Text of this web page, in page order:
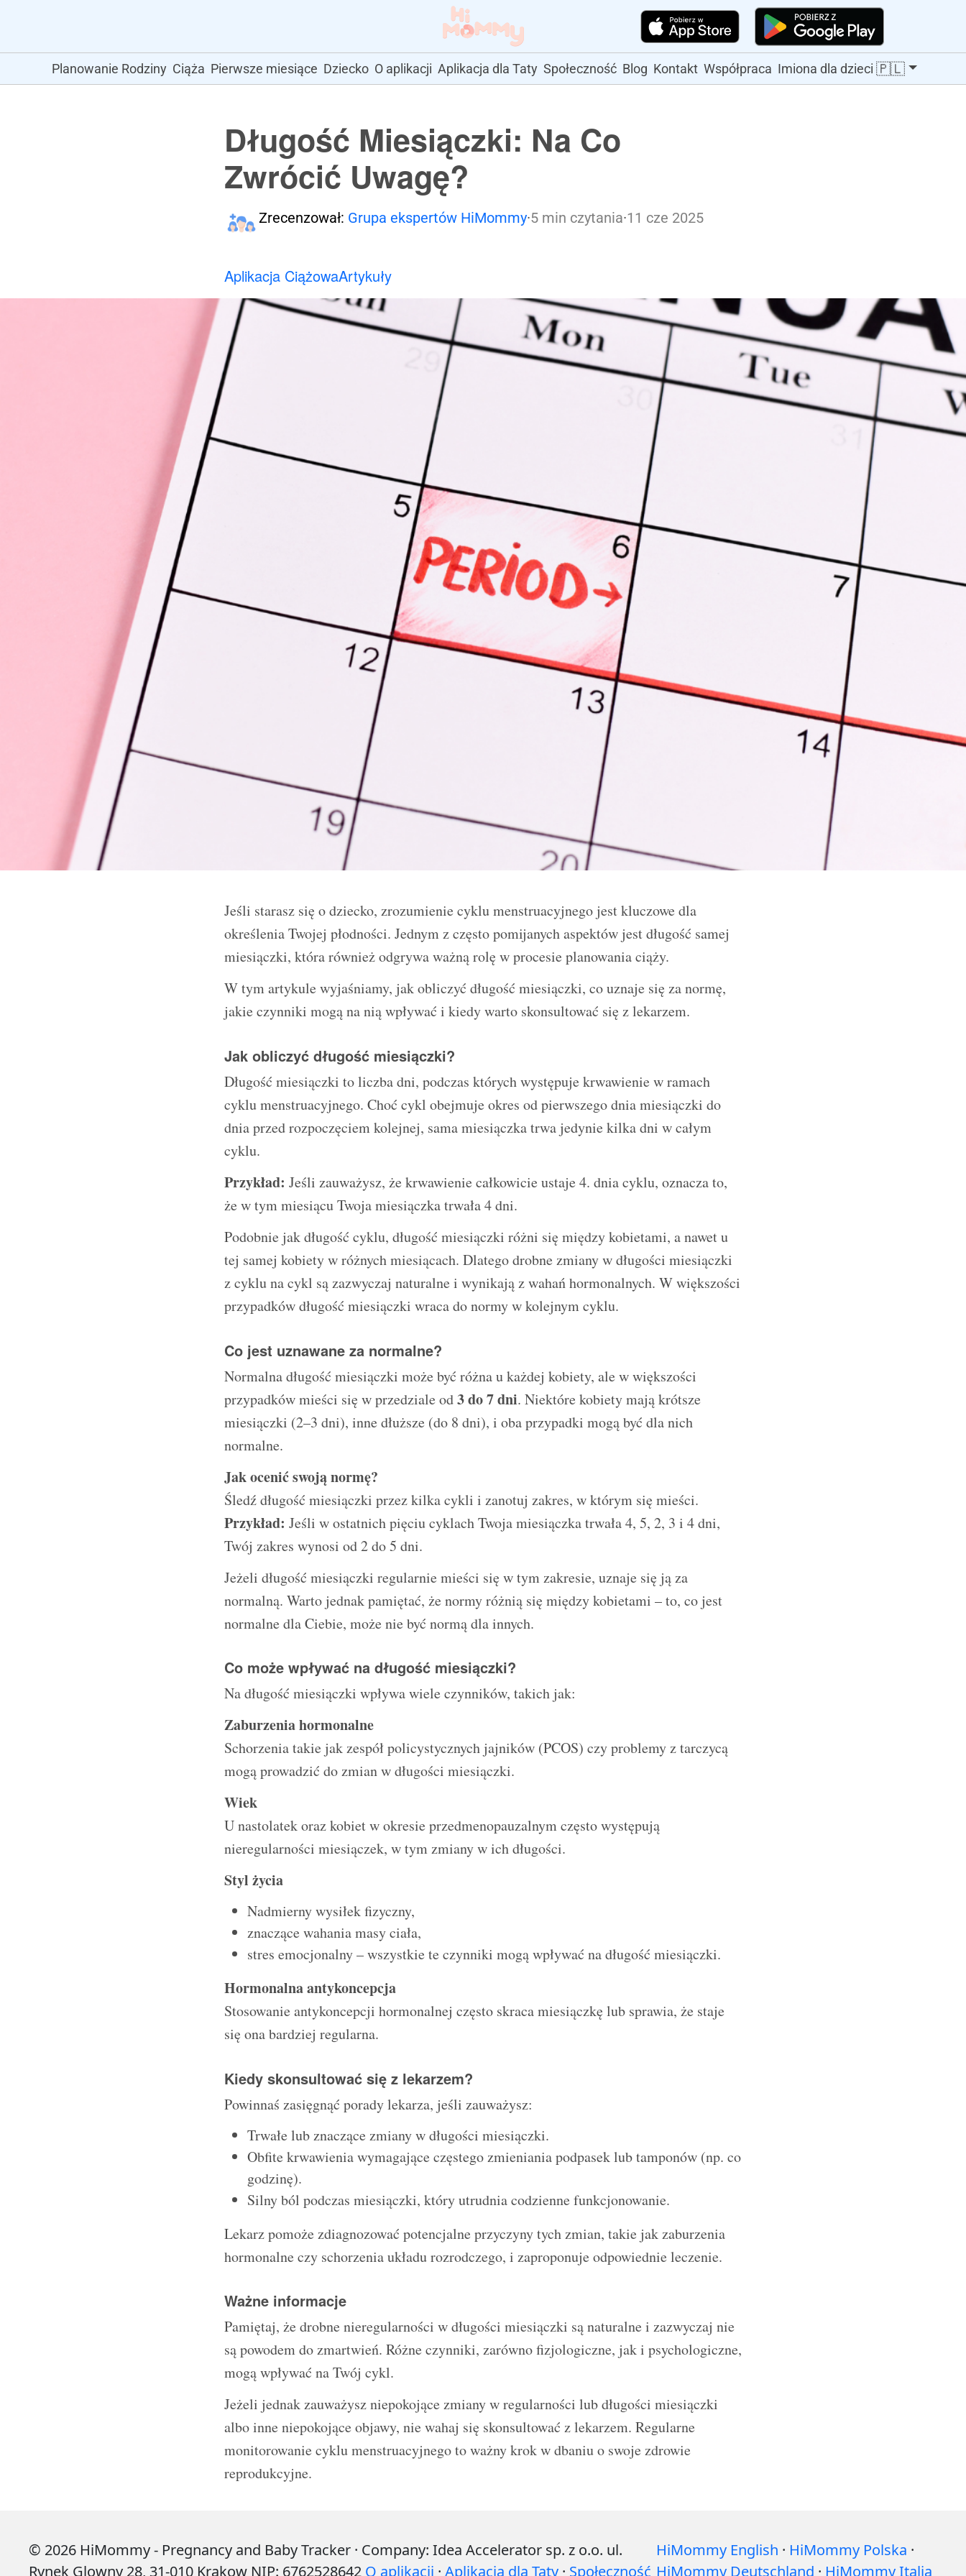
Planowanie Rodziny Ciąża Pierwsze miesiące Dziecko O aplikacji Aplikacja dla Taty Społeczność Blog Kontakt Współpraca Imiona dla dzieci 🇵🇱
Długość Miesiączki: Na Co
Zwrócić Uwagę?
Zrecenzował: Grupa ekspertów HiMommy·5 min czytania·11 cze 2025
Aplikacja CiążowaArtykuły
Jeśli starasz się o dziecko, zrozumienie cyklu menstruacyjnego jest kluczowe dla
określenia Twojej płodności. Jednym z często pomijanych aspektów jest długość samej
miesiączki, która również odgrywa ważną rolę w procesie planowania ciąży.
W tym artykule wyjaśniamy, jak obliczyć długość miesiączki, co uznaje się za normę,
jakie czynniki mogą na nią wpływać i kiedy warto skonsultować się z lekarzem.
Jak obliczyć długość miesiączki?
Długość miesiączki to liczba dni, podczas których występuje krwawienie w ramach
cyklu menstruacyjnego. Choć cykl obejmuje okres od pierwszego dnia miesiączki do
dnia przed rozpoczęciem kolejnej, sama miesiączka trwa jedynie kilka dni w całym
cyklu.
Przykład: Jeśli zauważysz, że krwawienie całkowicie ustaje 4. dnia cyklu, oznacza to,
że w tym miesiącu Twoja miesiączka trwała 4 dni.
Podobnie jak długość cyklu, długość miesiączki różni się między kobietami, a nawet u
tej samej kobiety w różnych miesiącach. Dlatego drobne zmiany w długości miesiączki
z cyklu na cykl są zazwyczaj naturalne i wynikają z wahań hormonalnych. W większości
przypadków długość miesiączki wraca do normy w kolejnym cyklu.
Co jest uznawane za normalne?
Normalna długość miesiączki może być różna u każdej kobiety, ale w większości
przypadków mieści się w przedziale od3 do 7 dni. Niektóre kobiety mają krótsze
miesiączki (2–3 dni), inne dłuższe (do 8 dni), i oba przypadki mogą być dla nich
normalne.
Jak ocenić swoją normę?
Śledź długość miesiączki przez kilka cykli i zanotuj zakres, w którym się mieści.
Przykład: Jeśli w ostatnich pięciu cyklach Twoja miesiączka trwała 4, 5, 2, 3 i 4 dni,
Twój zakres wynosi od 2 do 5 dni.
Jeżeli długość miesiączki regularnie mieści się w tym zakresie, uznaje się ją za
normalną. Warto jednak pamiętać, że normy różnią się między kobietami – to, co jest
normalne dla Ciebie, może nie być normą dla innych.
Co może wpływać na długość miesiączki?
Na długość miesiączki wpływa wiele czynników, takich jak:
Zaburzenia hormonalne
Schorzenia takie jak zespół policystycznych jajników (PCOS) czy problemy z tarczycą
mogą prowadzić do zmian w długości miesiączki.
Wiek
U nastolatek oraz kobiet w okresie przedmenopauzalnym często występują
nieregularności miesiączek, w tym zmiany w ich długości.
Styl życia
Nadmierny wysiłek fizyczny,
znaczące wahania masy ciała,
stres emocjonalny – wszystkie te czynniki mogą wpływać na długość miesiączki.
Hormonalna antykoncepcja
Stosowanie antykoncepcji hormonalnej często skraca miesiączkę lub sprawia, że staje
się ona bardziej regularna.
Kiedy skonsultować się z lekarzem?
Powinnaś zasięgnąć porady lekarza, jeśli zauważysz:
Trwałe lub znaczące zmiany w długości miesiączki.
Obfite krwawienia wymagające częstego zmieniania podpasek lub tamponów (np. co
godzinę).
Silny ból podczas miesiączki, który utrudnia codzienne funkcjonowanie.
Lekarz pomoże zdiagnozować potencjalne przyczyny tych zmian, takie jak zaburzenia
hormonalne czy schorzenia układu rozrodczego, i zaproponuje odpowiednie leczenie.
Ważne informacje
Pamiętaj, że drobne nieregularności w długości miesiączki są naturalne i zazwyczaj nie
są powodem do zmartwień. Różne czynniki, zarówno fizjologiczne, jak i psychologiczne,
mogą wpływać na Twój cykl.
Jeżeli jednak zauważysz niepokojące zmiany w regularności lub długości miesiączki
albo inne niepokojące objawy, nie wahaj się skonsultować z lekarzem. Regularne
monitorowanie cyklu menstruacyjnego to ważny krok w dbaniu o swoje zdrowie
reprodukcyjne.
© 2026 HiMommy - Pregnancy and Baby Tracker · Company: Idea Accelerator sp. z o.o. ul.
Rynek Glowny 28, 31-010 Krakow NIP: 6762528642 O aplikacji · Aplikacja dla Taty · Społeczność
HiMommy English · HiMommy Polska ·
HiMommy Deutschland · HiMommy Italia